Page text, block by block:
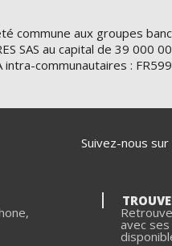
commune aux groupes
SAS au capital de 39
communautaires :
Suivez-nous sur
avec